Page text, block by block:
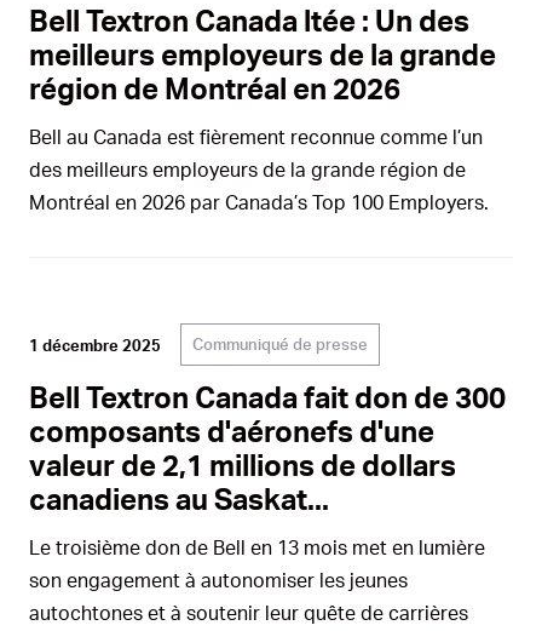
Bell Textron Canada ltée : Un des
meilleurs employeurs de la grande
région de Montréal en 2026
Bell au Canada est fièrement reconnue comme l’un
des meilleurs employeurs de la grande région de
Montréal en 2026 par Canada’s Top 100 Employers.
1 décembre 2025 Communiqué de presse
Bell Textron Canada fait don de 300
composants d'aéronefs d'une
valeur de 2,1 millions de dollars
canadiens au Saskat...
Le troisième don de Bell en 13 mois met en lumière
son engagement à autonomiser les jeunes
autochtones et à soutenir leur quête de carrières